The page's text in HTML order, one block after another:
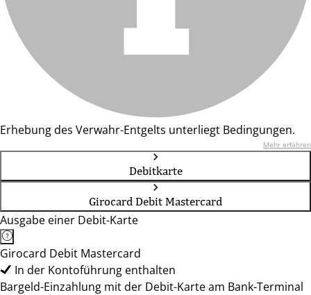
Erhebung des Verwahr-Entgelts unterliegt Bedingungen.
Mehr erfahren
Debitkarte
Girocard Debit Mastercard
Ausgabe einer Debit-Karte
Girocard Debit Mastercard
In der Kontoführung enthalten
Bargeld-Einzahlung mit der Debit-Karte am Bank-Terminal